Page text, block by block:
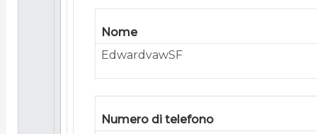
Nome
EdwardvawSF
Numero di telefono